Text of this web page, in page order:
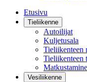
Etusivu
Tieliikenne
Autoilijat
Kuljetusala
Tieliikenteen
Tieliikenteen
Vesiliikenne